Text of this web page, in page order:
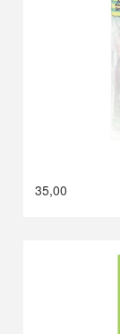
35,00